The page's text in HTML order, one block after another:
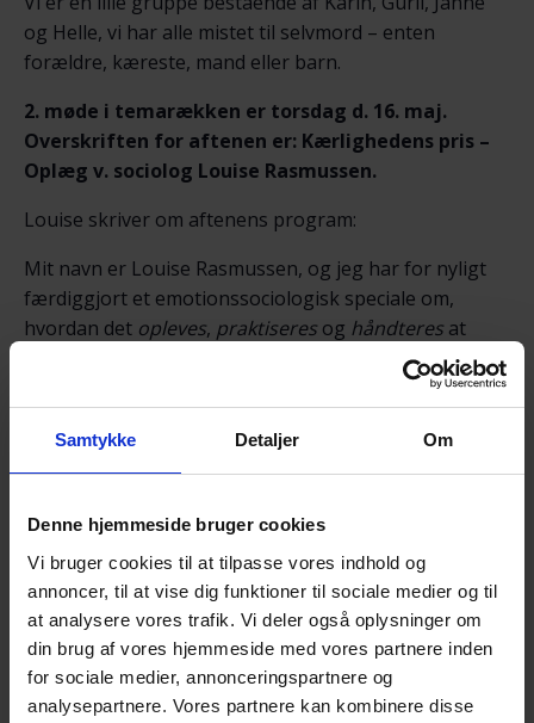
Samtykke Detaljer Om
Denne hjemmeside bruger cookies
Vi bruger cookies til at tilpasse vores indhold og
annoncer, til at vise dig funktioner til sociale medier og til
at analysere vores trafik. Vi deler også oplysninger om
din brug af vores hjemmeside med vores partnere inden
for sociale medier, annonceringspartnere og
analysepartnere. Vores partnere kan kombinere disse
og Helle, vi har alle mistet til selvmord – enten
forældre, kæreste, mand eller barn.
2. møde i temarækken er torsdag d. 16. maj.
Overskriften for aftenen er: Kærlighedens pris –
Oplæg v. sociolog Louise Rasmussen.
Louise skriver om aftenens program:
Mit navn er Louise Rasmussen, og jeg har for nyligt
færdiggjort et emotionssociologisk speciale om,
hvordan det opleves, praktiseres og håndteres at
Jeg glæder mig til at dele mine resultater og
personlige erfaringer med jer i mit kommende oplæg.
den teori, jeg har brugt, vil jeg tage jer med på min
undersøgelse. I oplægget vil jeg fortælle om de
følelsesmæssige udfordringer, som de efterladte står
overfor, og hvordan de seks informanter til specialet
håndterer deres sorg og hvordan de oplever, at andre
mennesker reagerer på deres sorg.